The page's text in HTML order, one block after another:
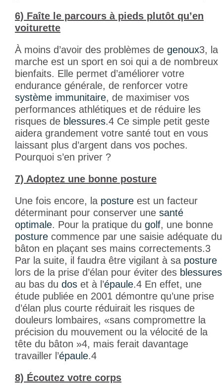
6) Faîte le parcours à pieds plutôt qu’en
voiturette
À moins d’avoir des problèmes de genoux3, la
marche est un sport en soi qui a de nombreux
bienfaits. Elle permet d’améliorer votre
endurance générale, de renforcer votre
système immunitaire, de maximiser vos
performances athlétiques et de réduire les
risques de blessures.4 Ce simple petit geste
aidera grandement votre santé tout en vous
laissant plus d’argent dans vos poches.
Pourquoi s’en priver ?
7) Adoptez une bonne posture
Une fois encore, la posture est un facteur
déterminant pour conserver une santé
optimale. Pour la pratique du golf, une bonne
posture commence par une saisie adéquate du
bâton en plaçant ses mains correctements.3
Par la suite, il faudra être vigilant à sa posture
lors de la prise d’élan pour éviter des blessures
au bas du dos et à l’épaule.4 En effet, une
étude publiée en 2001 démontre qu’une prise
d’élan plus courte réduirait les risques de
douleurs lombaires, «sans compromettre la
précision du mouvement ou la vélocité de la
tête du bâton »4, mais ferait davantage
travailler l’épaule.4
8) Écoutez votre corps